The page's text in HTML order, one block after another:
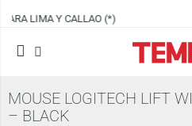
MOUSE LOGITECH LIFT
– BLACK